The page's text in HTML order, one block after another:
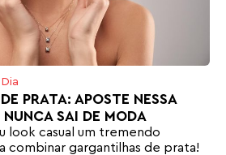
PRATA: APOSTE NESSA
SAI DE MODA
look casual um tremendo
combinar gargantilhas de prata!